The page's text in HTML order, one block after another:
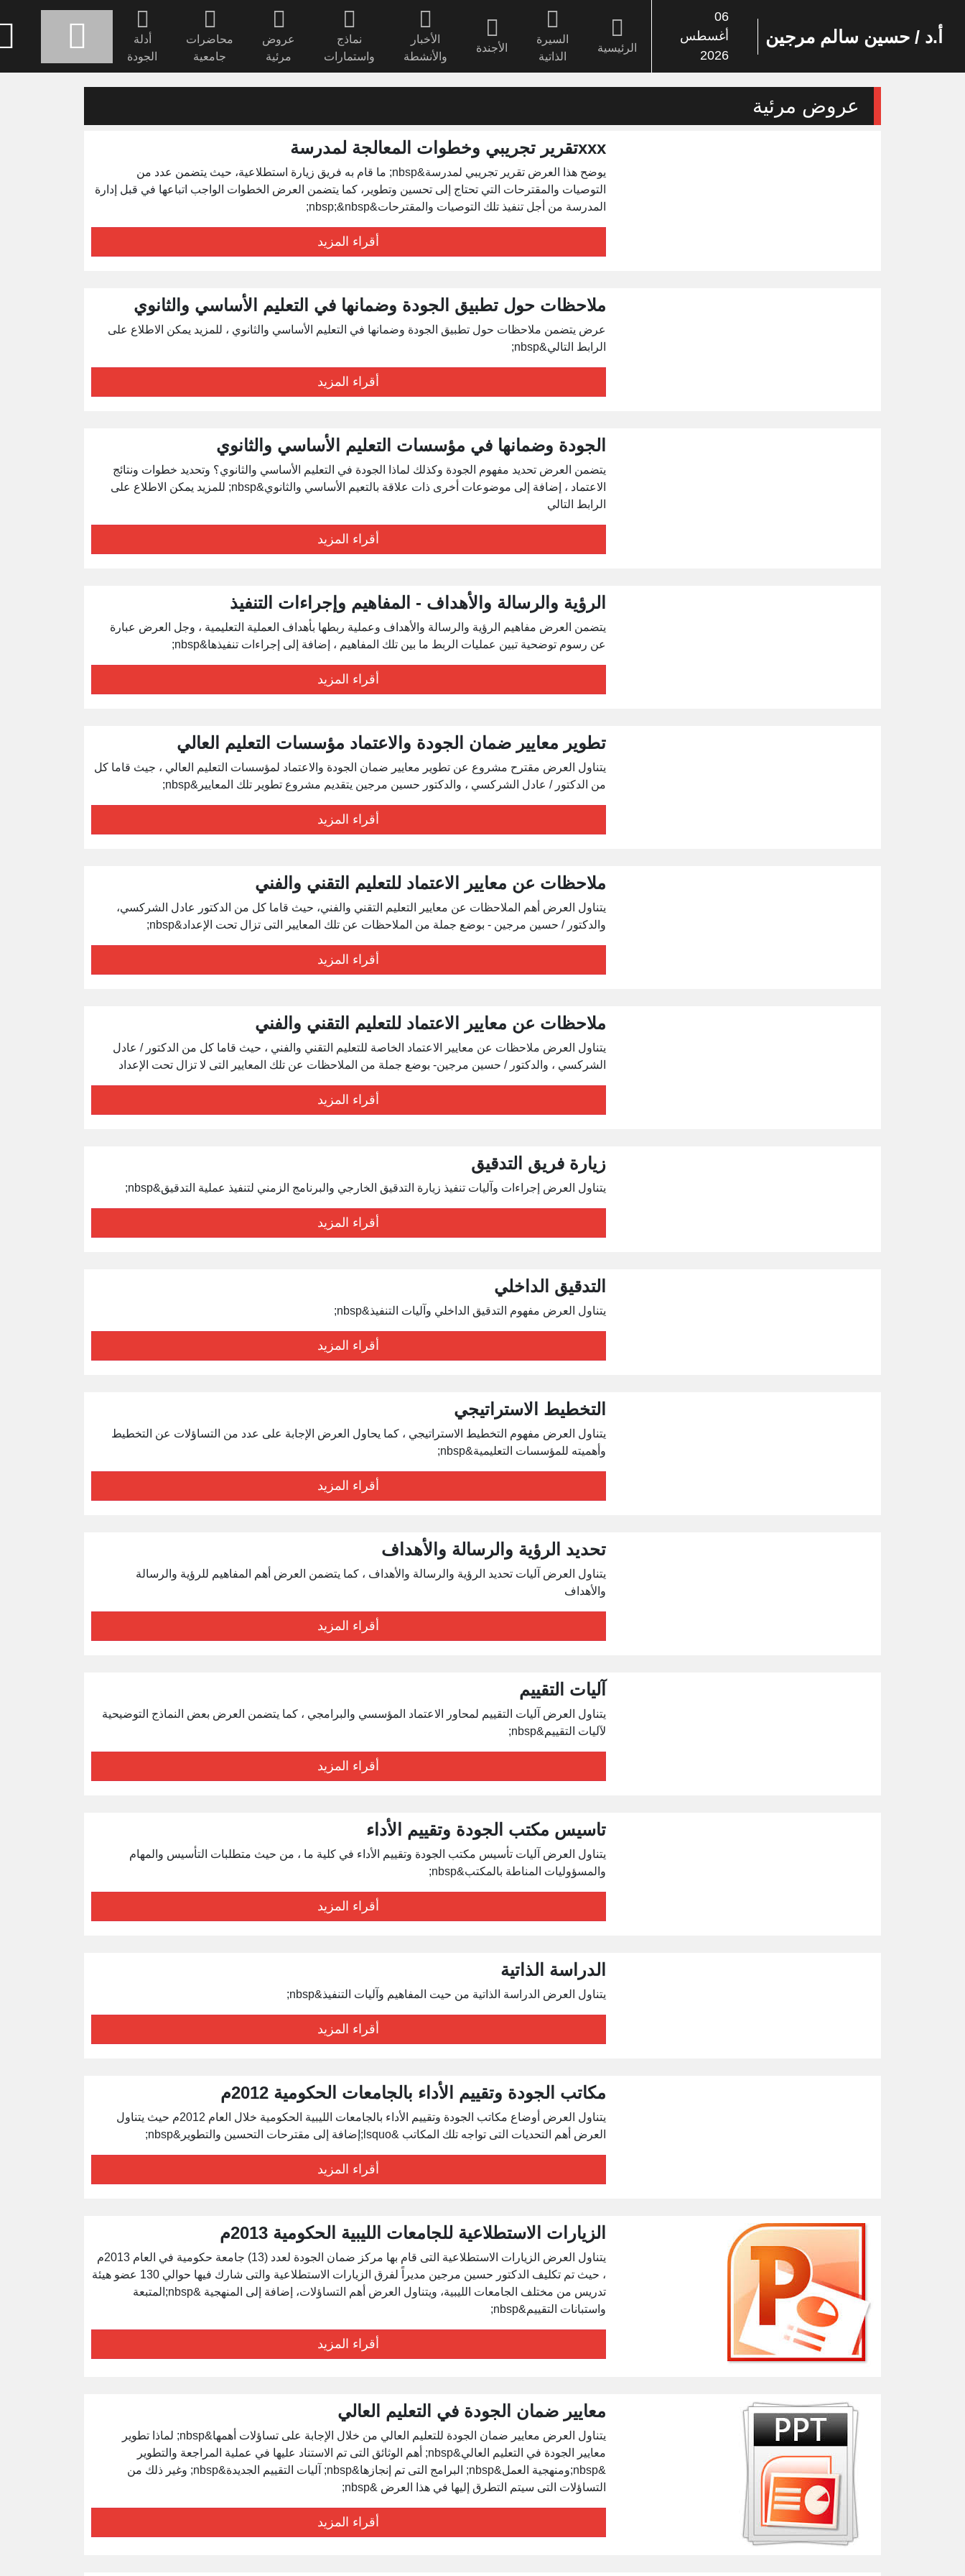
أ.د / حسين سالم مرجين
06
أغسطس
2026
الرئيسية
السيرة
الذاتية
الأجندة
الأخبار
والأنشطة
نماذج
واستمارات
عروض
مرئية
محاضرات
جامعية
أدلة
الجودة
عروض مرئية
xxxتقرير تجريبي وخطوات المعالجة لمدرسة
يوضح هذا العرض تقرير تجريبي لمدرسة&nbsp; ما قام به فريق زيارة استطلاعية، حيث يتضمن عدد من
التوصيات والمقترحات التي تحتاج إلى تحسين وتطوير، كما يتضمن العرض الخطوات الواجب اتباعها في قبل إدارة
المدرسة من أجل تنفيذ تلك التوصيات والمقترحات&nbsp;&nbsp;
أقراء المزيد
ملاحظات حول تطبيق الجودة وضمانها في التعليم الأساسي والثانوي
عرض يتضمن ملاحظات حول تطبيق الجودة وضمانها في التعليم الأساسي والثانوي ، للمزيد يمكن الاطلاع على
الرابط التالي&nbsp;
أقراء المزيد
الجودة وضمانها في مؤسسات التعليم الأساسي والثانوي
يتضمن العرض تحديد مفهوم الجودة وكذلك لماذا الجودة في التعليم الأساسي والثانوي؟ وتحديد خطوات ونتائج
الاعتماد ، إضافة إلى موضوعات أخرى ذات علاقة بالتعيم الأساسي والثانوي&nbsp; للمزيد يمكن الاطلاع على
الرابط التالي
أقراء المزيد
الرؤية والرسالة والأهداف - المفاهيم وإجراءات التنفيذ
يتضمن العرض مفاهيم الرؤية والرسالة والأهداف وعملية ربطها بأهداف العملية التعليمية ، وجل العرض عبارة
عن رسوم توضحية تبين عمليات الربط ما بين تلك المفاهيم ، إضافة إلى إجراءات تنفيذها&nbsp;
أقراء المزيد
تطوير معايير ضمان الجودة والاعتماد مؤسسات التعليم العالي
يتناول العرض مقترح مشروع عن تطوير معايير ضمان الجودة والاعتماد لمؤسسات التعليم العالي ، جيث قاما كل
من الدكتور / عادل الشركسي ، والدكتور حسين مرجين يتقديم مشروع تطوير تلك المعايير&nbsp;
أقراء المزيد
ملاحظات عن معايير الاعتماد للتعليم التقني والفني
يتناول العرض أهم الملاحظات عن معايير التعليم التقني والفني، حيث قاما كل من الدكتور عادل الشركسي،
والدكتور / حسين مرجين - بوضع جملة من الملاحظات عن تلك المعايير التى تزال تحت الإعداد&nbsp;
أقراء المزيد
ملاحظات عن معايير الاعتماد للتعليم التقني والفني
يتناول العرض ملاحظات عن معايير الاعتماد الخاصة للتعليم التقني والفني ، حيث قاما كل من الدكتور / عادل
الشركسي ، والدكتور / حسين مرجين- بوضع جملة من الملاحظات عن تلك المعايير التى لا تزال تحت الإعداد
أقراء المزيد
زيارة فريق التدقيق
يتناول العرض إجراءات وآليات تنفيذ زيارة التدقيق الخارجي والبرنامج الزمني لتنفيذ عملية التدقيق&nbsp;
أقراء المزيد
التدقيق الداخلي
يتناول العرض مفهوم التدقيق الداخلي وآليات التنفيذ&nbsp;
أقراء المزيد
التخطيط الاستراتيجي
يتناول العرض مفهوم التخطيط الاستراتيجي ، كما يحاول العرض الإجابة على عدد من التساؤلات عن التخطيط
وأهميته للمؤسسات التعليمية&nbsp;
أقراء المزيد
تحديد الرؤية والرسالة والأهداف
يتناول العرض آليات تحديد الرؤية والرسالة والأهداف ، كما يتضمن العرض أهم المفاهيم للرؤية والرسالة
والأهداف
أقراء المزيد
آليات التقييم
يتناول العرض آليات التقييم لمحاور الاعتماد المؤسسي والبرامجي ، كما يتضمن العرض بعض النماذج التوضيحية
لآليات التقييم&nbsp;
أقراء المزيد
تاسيس مكتب الجودة وتقييم الأداء
يتناول العرض آليات تأسيس مكتب الجودة وتقييم الأداء في كلية ما ، من حيث متطلبات التأسيس والمهام
والمسؤوليات المناطة بالمكتب&nbsp;
أقراء المزيد
الدراسة الذاتية
يتناول العرض الدراسة الذاتية من حيت المفاهيم وآليات التنفيذ&nbsp;
أقراء المزيد
مكاتب الجودة وتقييم الأداء بالجامعات الحكومية 2012م
يتناول العرض أوضاع مكاتب الجودة وتقييم الأداء بالجامعات الليبية الحكومية خلال العام 2012م حيث يتناول
العرض أهم التحديات التى تواجه تلك المكاتب &lsquo;إضافة إلى مقترحات التحسين والتطوير&nbsp;
أقراء المزيد
الزيارات الاستطلاعية للجامعات الليبية الحكومية 2013م
يتناول العرض الزيارات الاستطلاعية التى قام بها مركز ضمان الجودة لعدد (13) جامعة حكومية في العام 2013م
، حيث تم تكليف الدكتور حسين مرجين مديراً لفرق الزيارات الاستطلاعية والتى شارك فيها حوالي 130 عضو هيئة
تدريس من مختلف الجامعات الليبية، ويتناول العرض أهم التساؤلات، إضافة إلى المنهجية &nbsp;المتبعة
واستبانات التقييم&nbsp;
أقراء المزيد
معايير ضمان الجودة في التعليم العالي
يتناول العرض معايير ضمان الجودة للتعليم العالي من خلال الإجابة على تساؤلات أهمها&nbsp; لماذا تطوير
معايير الجودة في التعليم العالي&nbsp; أهم الوثائق التى تم الاستناد عليها في عملية المراجعة والتطوير
&nbsp;ومنهجية العمل&nbsp; البرامج التى تم إنجازها&nbsp; آليات التقييم الجديدة&nbsp; وغير ذلك من
التساؤلات التى سيتم التطرق إليها في هذا العرض &nbsp;
أقراء المزيد